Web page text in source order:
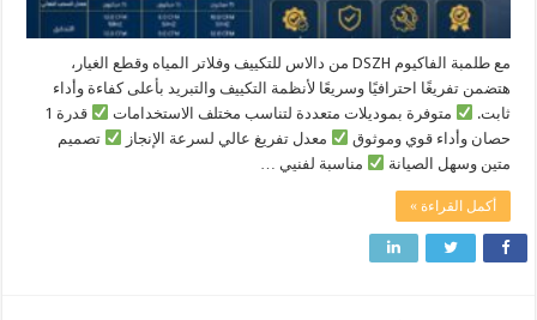
مع طلمبة الفاكيوم DSZH من دالاس للتكييف وفلاتر المياه وقطع الغيار،
هتضمن تفريغًا احترافيًا وسريعًا لأنظمة التكييف والتبريد بأعلى كفاءة وأداء
ثابت.
متوفرة بموديلات متعددة لتناسب مختلف الاستخدامات
قدرة 1
حصان وأداء قوي وموثوق
معدل تفريغ عالي لسرعة الإنجاز
تصميم
متين وسهل الصيانة
مناسبة لفنيي …
أكمل القراءة »